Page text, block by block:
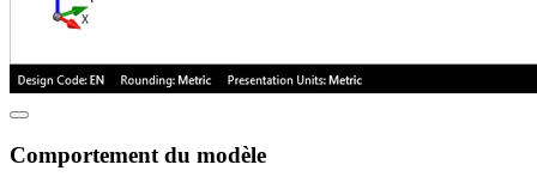
Comportement du modèle